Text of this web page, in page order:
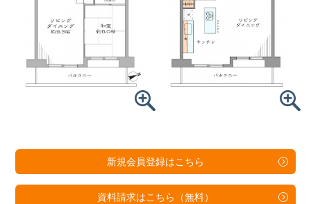
新規会員登録はこちら
資料請求はこちら（無料）